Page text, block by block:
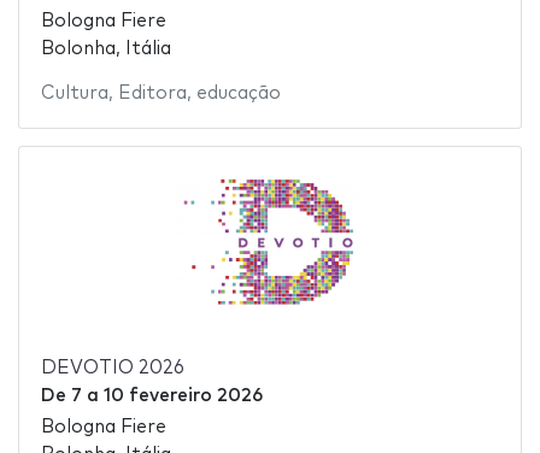
Bologna Fiere
Bolonha, Itália
Cultura, Editora, educação
DEVOTIO 2026
De 7 a 10 fevereiro 2026
Bologna Fiere